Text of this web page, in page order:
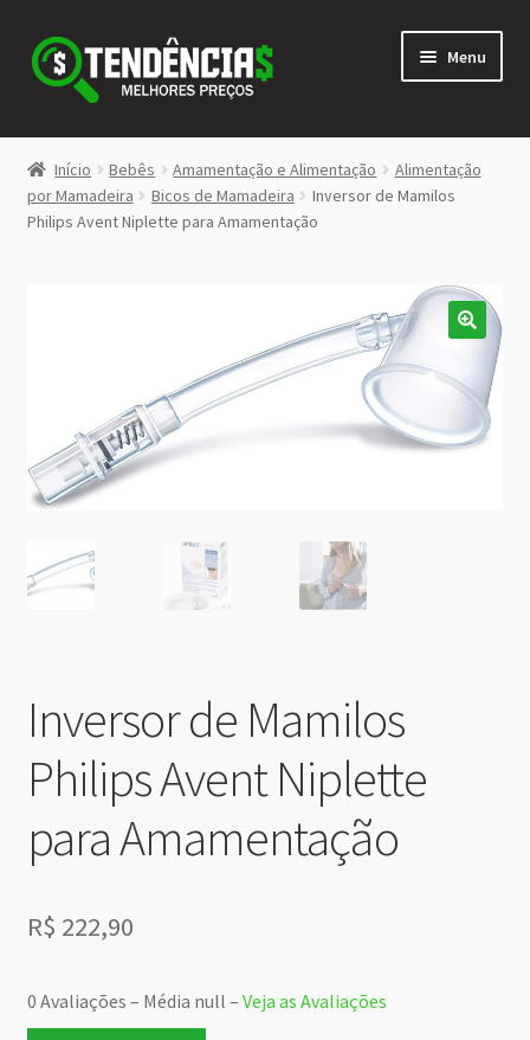
Pular
para
navegação
Pular
para
conteúdo
Menu
LOJA
<>
Início Bebês Amamentação e Alimentação
Alimentação
por Mamadeira
Bicos de Mamadeira
Inversor de Mamilos
Philips Avent Niplette para Amamentação
Inversor de Mamilos
Philips Avent Niplette
para Amamentação
R$ 222,90
0 Avaliações – Média null – Veja as Avaliações